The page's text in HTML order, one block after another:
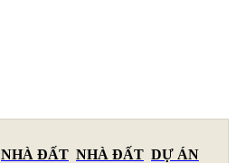
NHÀ ĐẤT NHÀ ĐẤT DỰ ÁN